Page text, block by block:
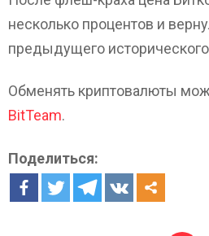
несколько процентов и
предыдущего
Обменять криптовалюты
BitTeam.
Поделиться: